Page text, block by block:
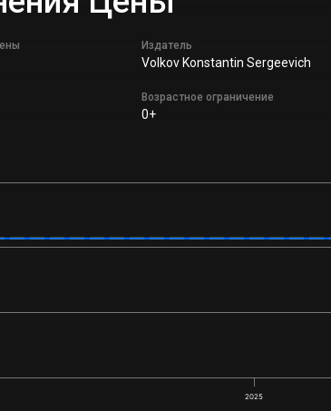
Издатель
Volkov Konstantin Sergeevich
Возрастное ограничение
0+
2025